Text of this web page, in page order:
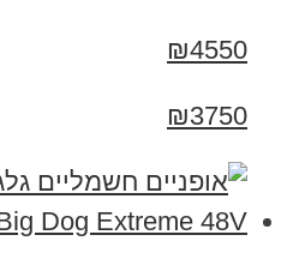
₪4550
₪3750